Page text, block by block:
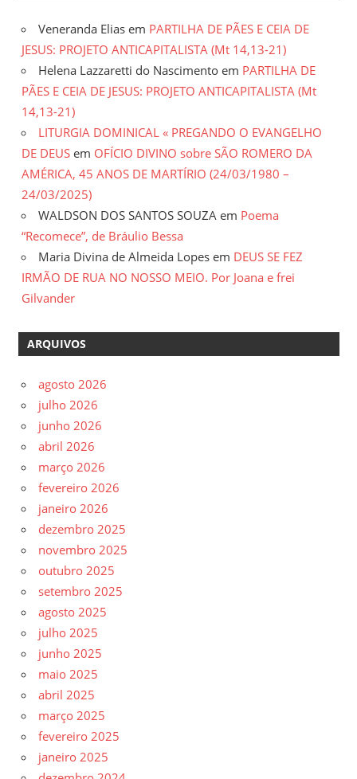
Veneranda Elias em PARTILHA DE PÃES E CEIA DE
JESUS: PROJETO ANTICAPITALISTA (Mt 14,13-21)
Helena Lazzaretti do Nascimento em PARTILHA DE
PÃES E CEIA DE JESUS: PROJETO ANTICAPITALISTA (Mt
14,13-21)
LITURGIA DOMINICAL « PREGANDO O EVANGELHO
DE DEUS em OFÍCIO DIVINO sobre SÃO ROMERO DA
AMÉRICA, 45 ANOS DE MARTÍRIO (24/03/1980 –
24/03/2025)
WALDSON DOS SANTOS SOUZA em Poema
“Recomece”, de Bráulio Bessa
Maria Divina de Almeida Lopes em DEUS SE FEZ
IRMÃO DE RUA NO NOSSO MEIO. Por Joana e frei
Gilvander
ARQUIVOS
agosto 2026
julho 2026
junho 2026
abril 2026
março 2026
fevereiro 2026
janeiro 2026
dezembro 2025
novembro 2025
outubro 2025
setembro 2025
agosto 2025
julho 2025
junho 2025
maio 2025
abril 2025
março 2025
fevereiro 2025
janeiro 2025